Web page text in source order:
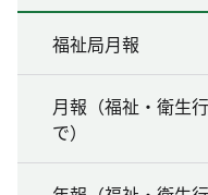
福祉局月報
月報（福祉・衛生
で）